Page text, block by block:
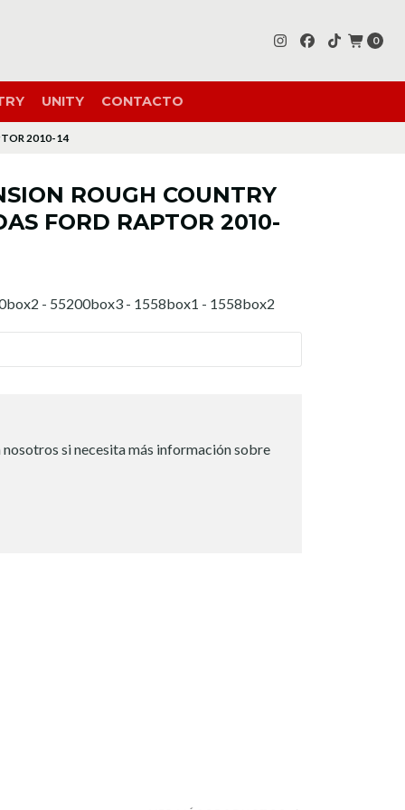
0
UNITY CONTACTO
2010-14
ROUGH COUNTRY
FORD RAPTOR 2010-
- 55200box3 - 1558box1 - 1558box2
si necesita más información sobre